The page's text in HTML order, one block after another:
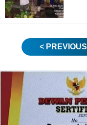
< PREVIOUS